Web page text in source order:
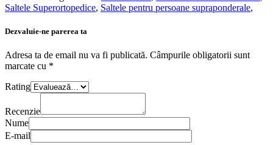
Saltele Superortopedice, Saltele pentru persoane supraponderale,
Dezvaluie-ne parerea ta
Adresa ta de email nu va fi publicată. Câmpurile obligatorii sunt
marcate cu *
Rating
Recenzie
Nume
E-mail